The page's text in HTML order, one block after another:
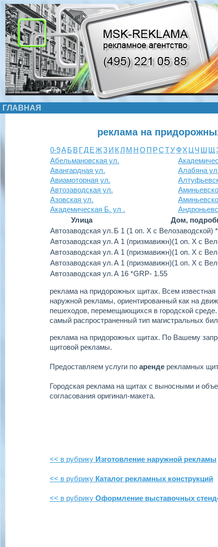
ГЛАВНАЯ
реклама на
0-9АБ ВГДЕЖЗИ КЛ М НО П РСТУФХ Ц Ч Ш Щ
Абельмановская ул.
Авангардная ул.
Авиамоторная ул.
Автозаводская ул.
Азовская ул.
Академическая Б. ул .
Алабяна
Улица
Дом,
Автозаводская ул. Б 1 (1 оп. Х с Велозаводской)
Автозаводская ул.А 1 (призмавижн)(1 оп. Х с
Автозаводская ул.А 1 (призмавижн)(1 оп. Х с
Автозаводская ул.А 1 (призмавижн)(1 оп. Х с
Автозаводская ул.А 16 *GRP- 1.55
реклама на придорожных щитах. Всем
наружной рекламы, ориентированный как на
пешеходов, перемещающихся в городской
самый распространенный тип магистральных
реклама на придорожных щитах. По Вашему
щитовой рекламы.
Предоставляем услуги по аренде рекламных
Городская реклама на щитах с выносными и
согласования оригинал-макета.
<< в рубрику Изготовление наружной рекламы
<< в рубрику Каталог рекламных конструкций
<< в рубрику Оформление выставочных